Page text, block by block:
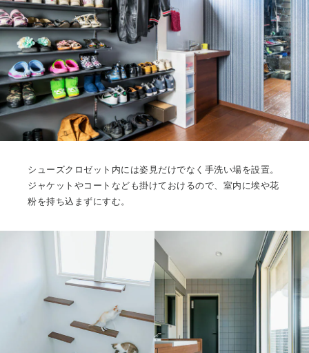
シューズクロゼット内には姿見だけでなく手洗い場を設置。
ジャケットやコートなども掛けておけるので、室内に埃や花
粉を持ち込まずにすむ。